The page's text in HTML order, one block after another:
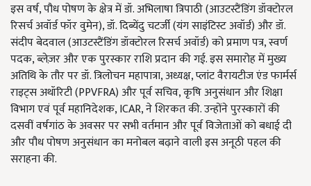
इस वर्ष,पौध पोषण के क्षेत्र में डॉ. अभिलाषा त्रिपाठी (आउटस्टैंडिंग डॉक्टोरल
रिसर्च अवॉर्ड फॉर वुमेन),डॉ. दिब्येंदु चटर्जी (यंग साइंटिस्ट अवॉर्ड) और डॉ.
संदीप बेदवाल (आउटस्टैंडिंग डॉक्टोरल रिसर्च अवॉर्ड) को प्रमाण पत्र,स्वर्ण
पदक,ब्लेज़र और एक पुरस्कार राशि प्रदान की गई. इस समारोह में मुख्य
अतिथि के तौर पर डॉ. त्रिलोचन महापात्रा,अध्यक्ष,प्लांट वैरायटीज एंड फार्मर्स
राइट्स अथॉरिटी (PPVFRA) और पूर्व सचिव,कृषि अनुसंधान और शिक्षा
विभाग एवं पूर्व महानिदेशक, ICAR,ने शिरकत की. उन्होंने पुरस्कारों की
दसवीं वर्षगांठ के अवसर पर सभी वर्तमान और पूर्व विजेताओं को बधाई दी
और पौध पोषण अनुसंधान का मनोबल बढ़ाने वाली इस अनूठी पहल की
सराहना की.